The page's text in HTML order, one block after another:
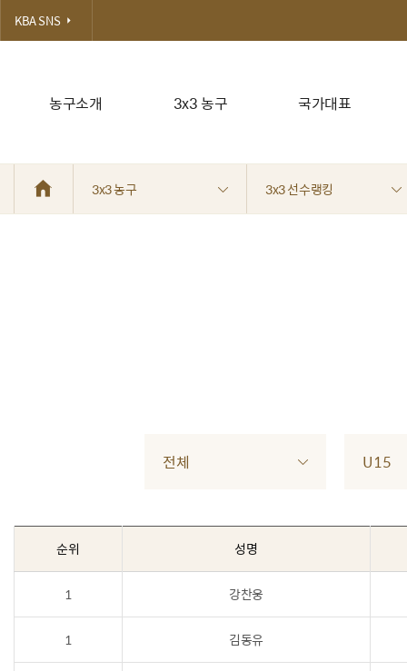
농구소개 3x3 농구 국가대표
KBA SNS
3x3 농구 3x3 선수랭킹
전체 U15
순위 성명
1 강찬웅
1 김동유